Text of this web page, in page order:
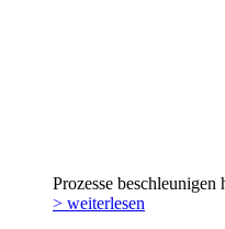
Prozesse
> weiterlesen